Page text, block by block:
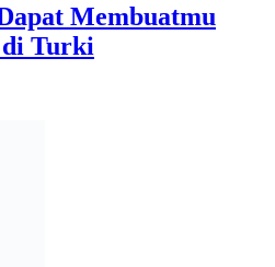
Membuatmu
Turki